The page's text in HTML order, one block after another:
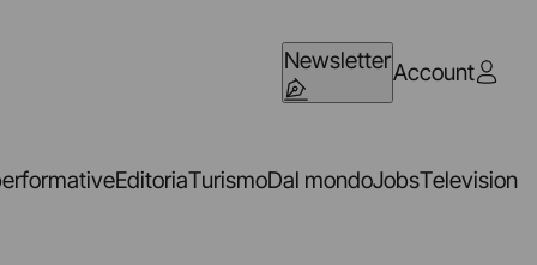
NewsletterAccount
EditoriaTurismoDal mondoJobsTelevision